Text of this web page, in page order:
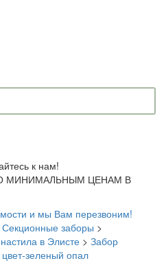
к нам!
МИНИМАЛЬНЫМ ЦЕНАМ В
и мы Вам перезвоним!
Секционные заборы >
в Элисте > Забор
зеленый опал